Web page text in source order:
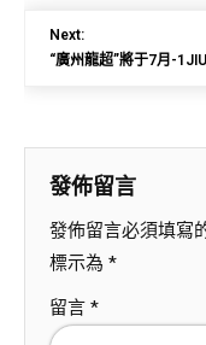
Next:
“廣州龍超”將于7月-
發佈留言
發佈留言必須填寫
標示為 *
留言 *